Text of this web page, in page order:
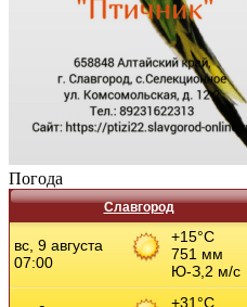
Погода
Славгород